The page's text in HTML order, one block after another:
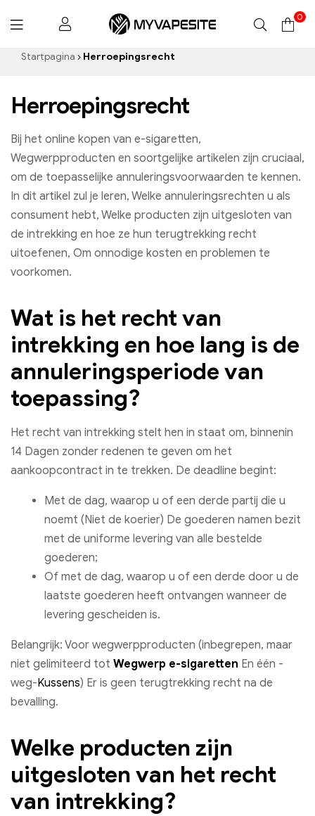
Mijnvapesite.de
0
Startpagina Herroepingsrecht
Herroepingsrecht
Bij het online kopen van e-sigaretten,
Wegwerpproducten en soortgelijke artikelen zijn cruciaal,
om de toepasselijke annuleringsvoorwaarden te kennen.
In dit artikel zul je leren, Welke annuleringsrechten u als
consument hebt, Welke producten zijn uitgesloten van
de intrekking en hoe ze hun terugtrekking recht
uitoefenen, Om onnodige kosten en problemen te
voorkomen.
Wat is het recht van
intrekking en hoe lang is de
annuleringsperiode van
toepassing?
Het recht van intrekking stelt hen in staat om, binnenin
14 Dagen zonder redenen te geven om het
aankoopcontract in te trekken. De deadline begint:
Met de dag, waarop u of een derde partij die u
noemt (Niet de koerier) De goederen namen bezit
met de uniforme levering van alle bestelde
goederen;
Of met de dag, waarop u of een derde door u de
laatste goederen heeft ontvangen wanneer de
levering gescheiden is.
Belangrijk: Voor wegwerpproducten (inbegrepen, maar
niet gelimiteerd tot Wegwerp e-sigaretten En één -
weg-Kussens) Er is geen terugtrekking recht na de
bevalling.
Welke producten zijn
uitgesloten van het recht
van intrekking?